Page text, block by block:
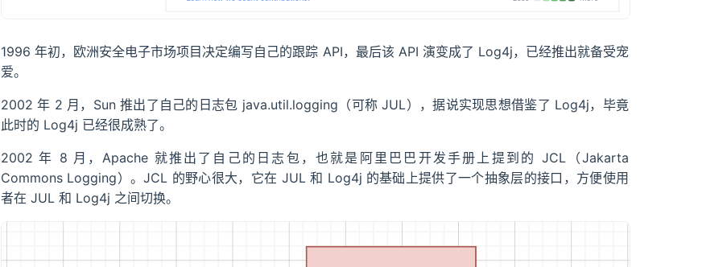
1996 年初，欧洲安全电子市场项目决定编写自己的跟踪 API，最后该 API 演变成了 Log4j，已经推出就备受宠
爱。
2002 年 2 月，Sun 推出了自己的日志包 java.util.logging（可称 JUL），据说实现思想借鉴了 Log4j，毕竟
此时的 Log4j 已经很成熟了。
2002 年 8 月，Apache 就推出了自己的日志包，也就是阿里巴巴开发手册上提到的 JCL（Jakarta
Commons Logging）。JCL 的野心很大，它在 JUL 和 Log4j 的基础上提供了一个抽象层的接口，方便使用
者在 JUL 和 Log4j 之间切换。